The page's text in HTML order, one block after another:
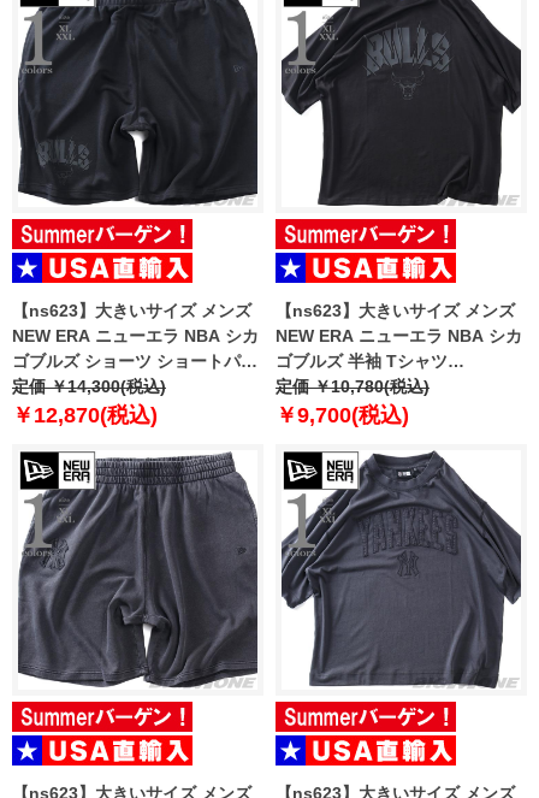
【ns623】大きいサイズ メンズ
NEW ERA ニューエラ NBA シカ
ゴブルズ ショーツ ショートパン
ツ ハーフパンツ NBA CHICAGO
BULLS BLACK SHORTS USA直
定価 ￥14,300(税込)
￥12,870(税込)
【ns623】大きいサイズ メンズ
NEW ERA ニューエラ NBA シカ
ゴブルズ 半袖 Tシャツ
CHICAGO BULLS NBA BLACK
OVERSIZED T-SHIRT USA直輸
定価 ￥10,780(税込)
￥9,700(税込)
【ns623】大きいサイズ メンズ
【ns623】大きいサイズ メンズ